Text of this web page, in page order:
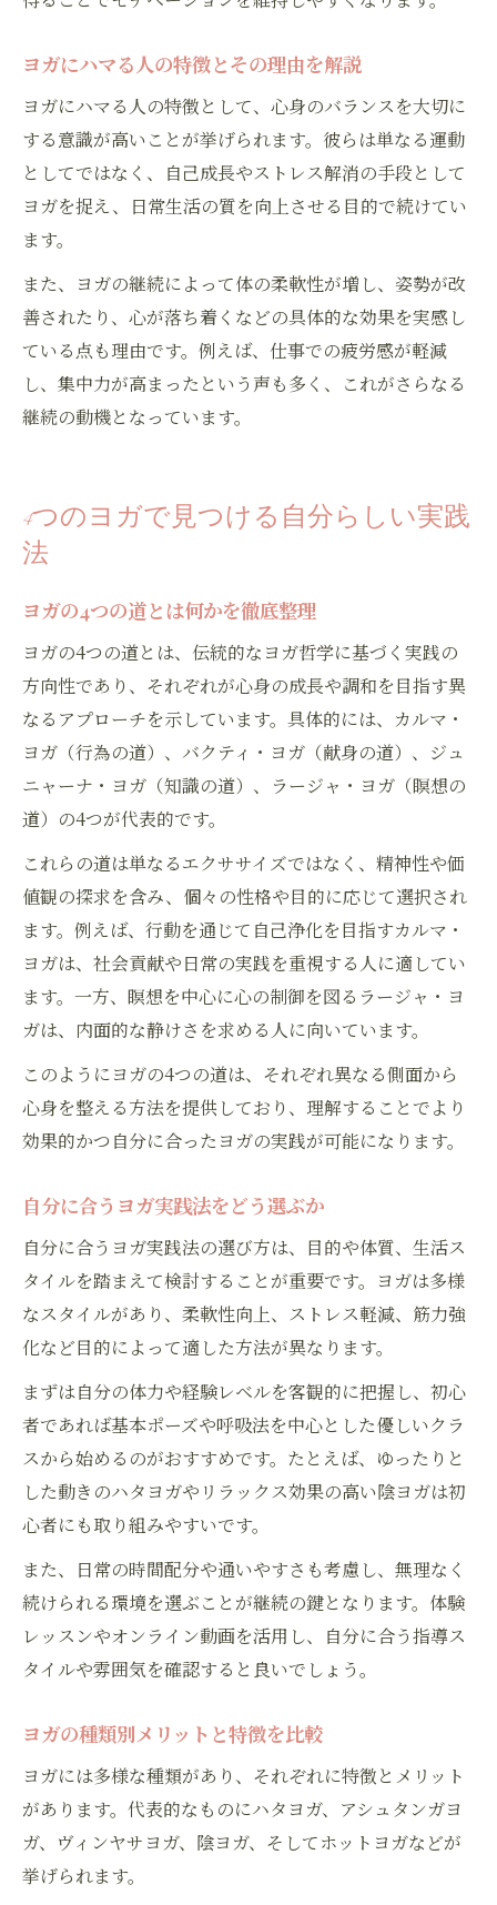
ヨガにハマる人の特徴とその理由を解説
ヨガにハマる人の特徴として、心身のバランスを大切に
する意識が高いことが挙げられます。彼らは単なる運動
としてではなく、自己成長やストレス解消の手段として
ヨガを捉え、日常生活の質を向上させる目的で続けてい
ます。
また、ヨガの継続によって体の柔軟性が増し、姿勢が改
善されたり、心が落ち着くなどの具体的な効果を実感し
ている点も理由です。例えば、仕事での疲労感が軽減
し、集中力が高まったという声も多く、これがさらなる
継続の動機となっています。
4つのヨガで見つける自分らしい実践
法
ヨガの4つの道とは何かを徹底整理
ヨガの4つの道とは、伝統的なヨガ哲学に基づく実践の
方向性であり、それぞれが心身の成長や調和を目指す異
なるアプローチを示しています。具体的には、カルマ・
ヨガ（行為の道）、バクティ・ヨガ（献身の道）、ジュ
ニャーナ・ヨガ（知識の道）、ラージャ・ヨガ（瞑想の
道）の4つが代表的です。
これらの道は単なるエクササイズではなく、精神性や価
値観の探求を含み、個々の性格や目的に応じて選択され
ます。例えば、行動を通じて自己浄化を目指すカルマ・
ヨガは、社会貢献や日常の実践を重視する人に適してい
ます。一方、瞑想を中心に心の制御を図るラージャ・ヨ
ガは、内面的な静けさを求める人に向いています。
このようにヨガの4つの道は、それぞれ異なる側面から
心身を整える方法を提供しており、理解することでより
効果的かつ自分に合ったヨガの実践が可能になります。
自分に合うヨガ実践法をどう選ぶか
自分に合うヨガ実践法の選び方は、目的や体質、生活ス
タイルを踏まえて検討することが重要です。ヨガは多様
なスタイルがあり、柔軟性向上、ストレス軽減、筋力強
化など目的によって適した方法が異なります。
まずは自分の体力や経験レベルを客観的に把握し、初心
者であれば基本ポーズや呼吸法を中心とした優しいクラ
スから始めるのがおすすめです。たとえば、ゆったりと
した動きのハタヨガやリラックス効果の高い陰ヨガは初
心者にも取り組みやすいです。
また、日常の時間配分や通いやすさも考慮し、無理なく
続けられる環境を選ぶことが継続の鍵となります。体験
レッスンやオンライン動画を活用し、自分に合う指導ス
タイルや雰囲気を確認すると良いでしょう。
ヨガの種類別メリットと特徴を比較
ヨガには多様な種類があり、それぞれに特徴とメリット
があります。代表的なものにハタヨガ、アシュタンガヨ
ガ、ヴィンヤサヨガ、陰ヨガ、そしてホットヨガなどが
挙げられます。